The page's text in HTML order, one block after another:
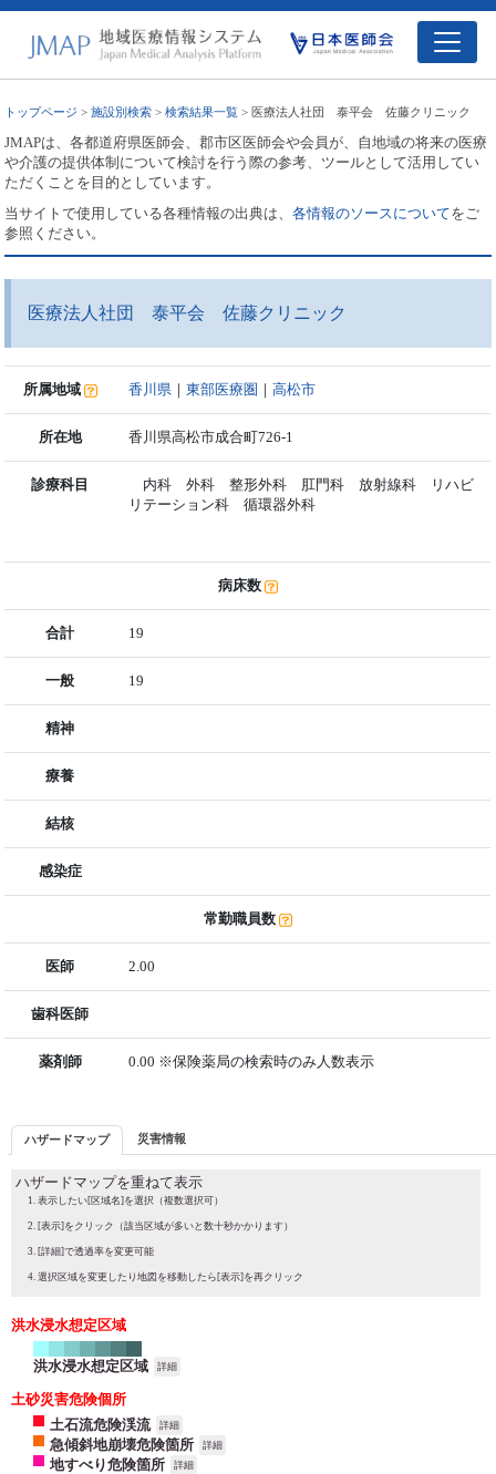
トップページ >施設別検索 >検索結果一覧 > 医療法人社団 泰平会 佐藤クリニック
JMAPは、各都道府県医師会、郡市区医師会や会員が、自地域の将来の医療
や介護の提供体制について検討を行う際の参考、ツールとして活用してい
ただくことを目的としています。
当サイトで使用している各種情報の出典は、各情報のソースについてをご
参照ください。
医療法人社団 泰平会 佐藤クリニック
所属地域 香川県 ｜東部医療圏 ｜高松市
所在地 香川県高松市成合町726-1
診療科目
内科 外科 整形外科 肛門科 放射線科 リハビ
リテーション科 循環器外科
病床数
合計 19
一般 19
精神
療養
結核
感染症
常勤職員数
医師 2.00
歯科医師
薬剤師 0.00 ※保険薬局の検索時のみ人数表示
ハザードマップ 災害情報
ハザードマップを重ねて表示
表示したい[区域名]を選択（複数選択可）
[表示]をクリック（該当区域が多いと数十秒かかります）
[詳細]で透過率を変更可能
選択区域を変更したり地図を移動したら[表示]を再クリック
洪水浸水想定区域
洪水浸水想定区域 詳細
土砂災害危険個所
土石流危険渓流
詳細
急傾斜地崩壊危険箇所 詳細
地すべり危険箇所 詳細